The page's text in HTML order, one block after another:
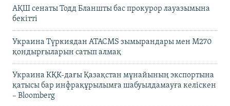
АҚШ сенаты Тодд Бланшты бас прокурор лауазымына
бекітті
Украина Түркиядан ATACMS зымырандары мен M270
қондырғыларын сатып алмақ
Украина КҚК-дағы Қазақстан мұнайының экспортына
қатысы бар инфрақұрылымға шабуылдамауға келіскен
– Bloomberg